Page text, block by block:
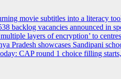
movie subtitles into a literacy
backlog vacancies announced in
layers of encryption’ to
Pradesh showcases Sandipani
CAP round 1 choice filling